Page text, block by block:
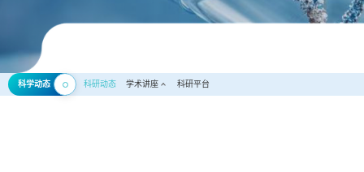
科学动态 科研动态 学术讲座 科研平台